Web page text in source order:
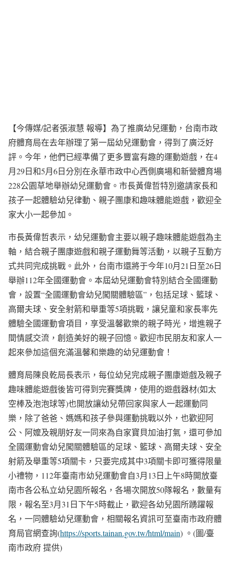
【今傳媒/記者張淑慧 報導】為了推廣幼兒運動，台南市政
府體育局在去年辦理了第一屆幼兒運動會，得到了廣泛好
評。今年，他們已經準備了更多豐富有趣的運動遊戲，在4
月29日和5月6日分別在永華市政中心西側廣場和新營體育場
228公園草地舉辦幼兒運動會。市長黃偉哲特別邀請家長和
孩子一起體驗幼兒律動、親子團康和趣味體能遊戲，歡迎全
家大小一起參加。
市長黃偉哲表示，幼兒運動會主要以親子趣味體能遊戲為主
軸，結合親子團康遊戲和親子運動舞等活動，以親子互動方
式共同完成挑戰。此外，台南市還將于今年10月21日至26日
舉辦112年全國運動會。本屆幼兒運動會特別結合全國運動
會，設置“全國運動會幼兒闖關體驗區”，包括足球、籃球、
高爾夫球、安全射箭和舉重等5項挑戰，讓兒童和家長率先
體驗全國運動會項目，享受溫馨歡樂的親子時光，增進親子
間情感交流，創造美好的親子回憶。歡迎市民朋友和家人一
起來參加這個充滿溫馨和樂趣的幼兒運動會！
體育局陳良乾局長表示，每位幼兒完成親子團康遊戲及親子
趣味體能遊戲後皆可得到完賽獎牌，使用的遊戲器材(如太
空棒及泡泡球等)也開放讓幼兒帶回家與家人一起運動同
樂，除了爸爸、媽媽和孩子參與運動挑戰以外，也歡迎阿
公、阿嬤及親朋好友一同來為自家寶貝加油打氣，還可參加
全國運動會幼兒闖關體驗區的足球、籃球、高爾夫球、安全
射箭及舉重等5項關卡，只要完成其中3項關卡即可獲得限量
小禮物，112年臺南市幼兒運動會自3月13日上午8時開放臺
南市各公私立幼兒園所報名，各場次開放50隊報名，數量有
限，報名至3月31日下午5時截止，歡迎各幼兒園所踴躍報
名，一同體驗幼兒運動會，相關報名資訊可至臺南市政府體
育局官網查詢(https://sports.tainan.gov.tw/html/main) 。(圖/臺
南市政府 提供)